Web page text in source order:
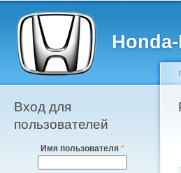
Главное меню
Вход для
пользователей
Имя пользователя *